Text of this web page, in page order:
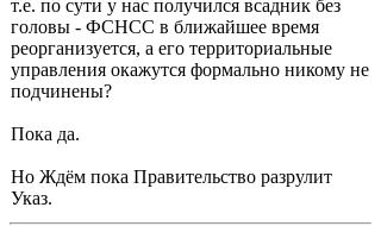
т.е. по сути у нас получился всадник без
головы - ФСНСС в ближайшее время
реорганизуется, а его территориальные
управления окажутся формально никому не
подчинены?
Пока да.
Но Ждём пока Правительство разрулит
Указ.